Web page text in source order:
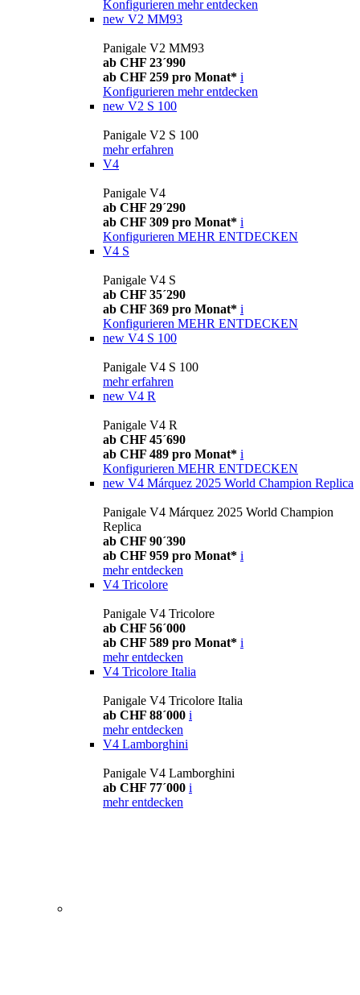
Konfigurieren mehr entdecken
new V2 MM93
Panigale V2 MM93
ab CHF 23´990
ab CHF 259 pro Monat* i
Konfigurieren mehr entdecken
new V2 S 100
Panigale V2 S 100
mehr erfahren
V4
Panigale V4
ab CHF 29´290
ab CHF 309 pro Monat* i
Konfigurieren MEHR ENTDECKEN
V4 S
Panigale V4 S
ab CHF 35´290
ab CHF 369 pro Monat* i
Konfigurieren MEHR ENTDECKEN
new V4 S 100
Panigale V4 S 100
mehr erfahren
new V4 R
Panigale V4 R
ab CHF 45´690
ab CHF 489 pro Monat* i
Konfigurieren MEHR ENTDECKEN
new V4 Márquez 2025 World Champion Replica
Panigale V4 Márquez 2025 World Champion
Replica
ab CHF 90´390
ab CHF 959 pro Monat* i
mehr entdecken
V4 Tricolore
Panigale V4 Tricolore
ab CHF 56´000
ab CHF 589 pro Monat* i
mehr entdecken
V4 Tricolore Italia
Panigale V4 Tricolore Italia
ab CHF 88´000 i
mehr entdecken
V4 Lamborghini
Panigale V4 Lamborghini
ab CHF 77´000 i
mehr entdecken